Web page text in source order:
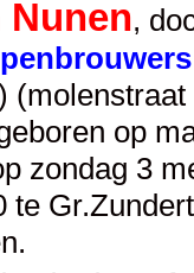
Nunen,
op
zondag 3
te